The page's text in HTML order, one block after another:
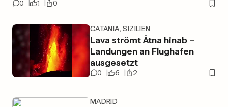
0 1 0
CATANIA, SIZILIEN
Lava strömt Ätna hinab –
Landungen an Flughafen
ausgesetzt
0 6 2
MADRID